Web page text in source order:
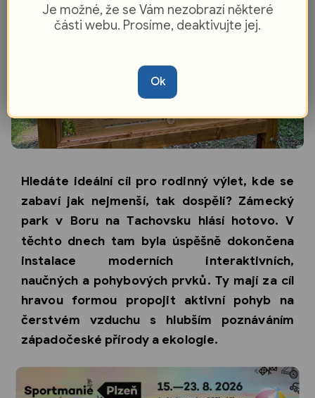
Hledáte ideální cíl pro rodinný výlet, kde se
zabaví jak nejmenší, tak dospělí? Zámecký
park v Boru na Tachovsku hlásí hotovo. V
těchto dnech tam byla úspěšně dokončena
instalace moderních interaktivních,
naučných a pohybových prvků. Ty mají za cíl
hravou formou propojit aktivní pohyb na
čerstvém vzduchu s hlubším poznáváním
západočeské přírody a ekologie.
Je možné, že se Vám nezobrazí některé
části webu. Prosíme, deaktivujte jej.
Ok